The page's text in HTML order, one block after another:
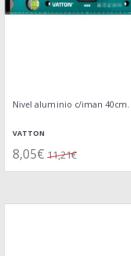
Nivel aluminio c/iman 40cm.
VATTON
8,05€ 11,21€